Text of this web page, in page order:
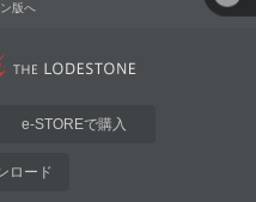
版へ
e-STOREで購入
ロード